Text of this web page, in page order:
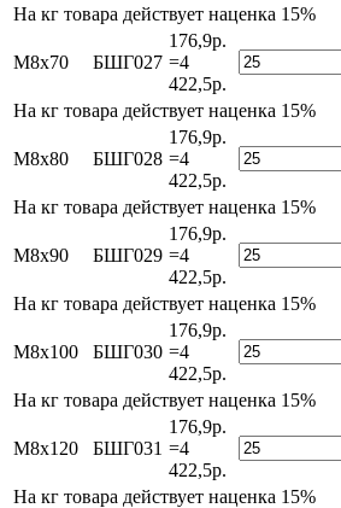
На кг товара действует наценка 15%
М8х70 БШГ027
176,9р.
=4
422,5р.
На кг товара действует наценка 15%
М8х80 БШГ028
176,9р.
=4
422,5р.
На кг товара действует наценка 15%
М8х90 БШГ029
176,9р.
=4
422,5р.
На кг товара действует наценка 15%
М8х100 БШГ030
176,9р.
=4
422,5р.
На кг товара действует наценка 15%
М8х120 БШГ031
176,9р.
=4
422,5р.
На кг товара действует наценка 15%